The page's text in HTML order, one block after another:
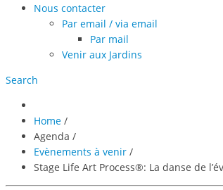
Nous contacter
Par email / via email
Par mail
Venir aux Jardins
Search
Home /
Agenda /
Evènements à venir /
Stage Life Art Process®: La danse de